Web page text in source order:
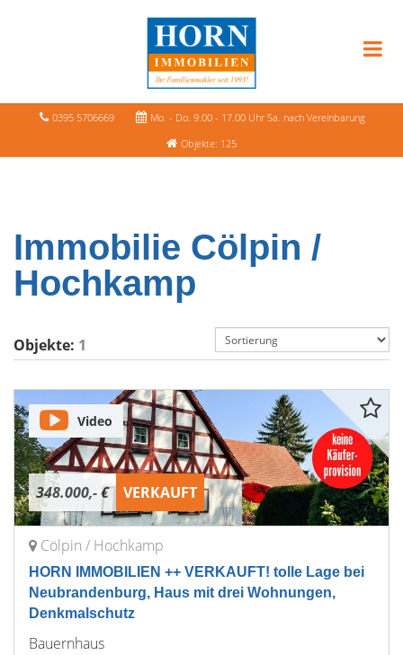
0395 5706669
Mo. - Do. 9.00 - 17.00 Uhr Sa. nach Vereinbarung
Objekte: 125
Immobilie Cölpin /
Hochkamp
Objekte: 1
348.000,- € VERKAUFT
Video
Cölpin / Hochkamp
HORN IMMOBILIEN ++ VERKAUFT! tolle Lage bei
Neubrandenburg, Haus mit drei Wohnungen,
Denkmalschutz
Bauernhaus